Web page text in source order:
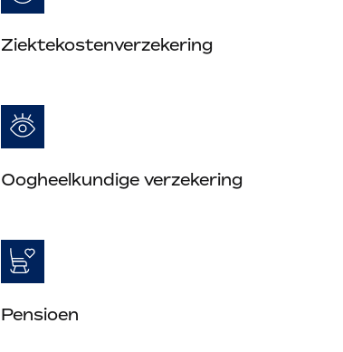
Ziektekostenverzekering
Oogheelkundige verzekering
Pensioen